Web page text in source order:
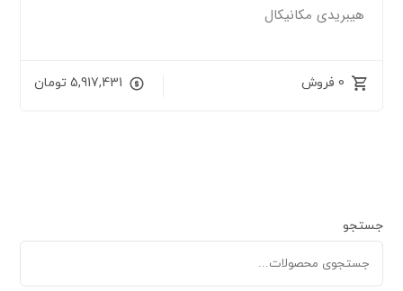
هیبریدی مکانیکال
0 فروش 5,917,431 تومان
جستجو